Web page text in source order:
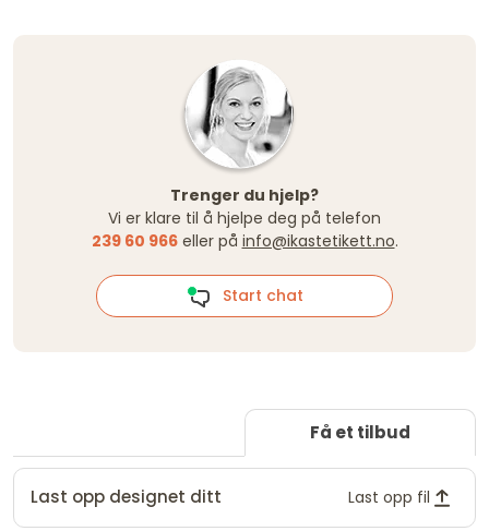
Trenger du hjelp?
Vi er klare til å hjelpe deg på telefon
239 60 966 eller på info@ikastetikett.no.
Start chat
Få et tilbud
Last opp designet ditt Last opp fil